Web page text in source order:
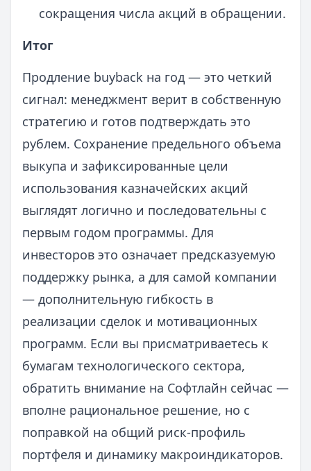
сокращения числа акций в обращении.
Итог
Продление buyback на год — это четкий
сигнал: менеджмент верит в собственную
стратегию и готов подтверждать это
рублем. Сохранение предельного объема
выкупа и зафиксированные цели
использования казначейских акций
выглядят логично и последовательны с
первым годом программы. Для
инвесторов это означает предсказуемую
поддержку рынка, а для самой компании
— дополнительную гибкость в
реализации сделок и мотивационных
программ. Если вы присматриваетесь к
бумагам технологического сектора,
обратить внимание на Софтлайн сейчас —
вполне рациональное решение, но с
поправкой на общий риск-профиль
портфеля и динамику макроиндикаторов.